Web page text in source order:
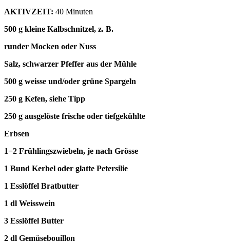
AKTIVZEIT: 40 Minuten
500 g kleine Kalbschnitzel, z. B.
runder Mocken oder Nuss
Salz, schwarzer Pfeffer aus der Mühle
500 g weisse und/oder grüne Spargeln
250 g Kefen, siehe Tipp
250 g ausgelöste frische oder tiefgekühlte
Erbsen
1−2 Frühlingszwiebeln, je nach Grösse
1 Bund Kerbel oder glatte Petersilie
1 Esslöffel Bratbutter
1 dl Weisswein
3 Esslöffel Butter
2 dl Gemüsebouillon